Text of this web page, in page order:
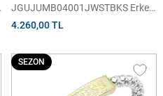
JGUJUMB04001JWSTBKS Erkek
Bileklik
4.260,00 TL
SEZON